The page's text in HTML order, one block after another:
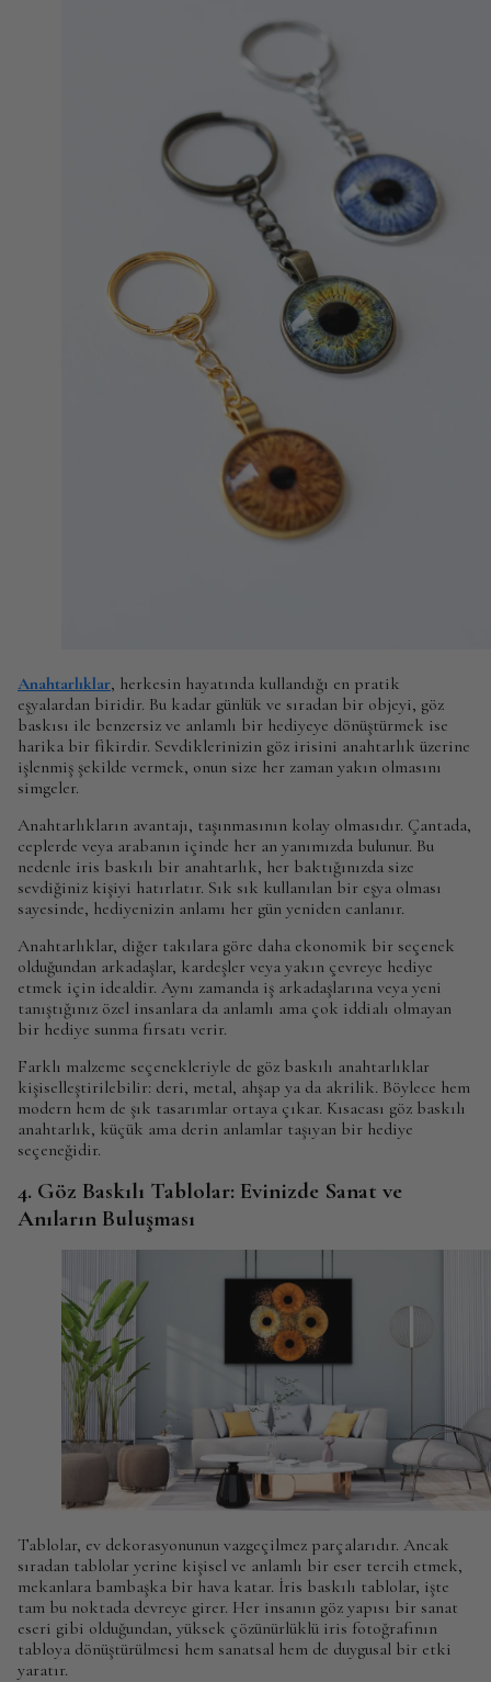
Anahtarlıklar, herkesin hayatında kullandığı en pratik
eşyalardan biridir. Bu kadar günlük ve sıradan bir objeyi, göz
baskısı ile benzersiz ve anlamlı bir hediyeye dönüştürmek ise
harika bir fikirdir. Sevdiklerinizin göz irisini anahtarlık üzerine
işlenmiş şekilde vermek, onun size her zaman yakın olmasını
simgeler.
Anahtarlıkların avantajı, taşınmasının kolay olmasıdır. Çantada,
ceplerde veya arabanın içinde her an yanımızda bulunur. Bu
nedenle iris baskılı bir anahtarlık, her baktığınızda size
sevdiğiniz kişiyi hatırlatır. Sık sık kullanılan bir eşya olması
sayesinde, hediyenizin anlamı her gün yeniden canlanır.
Anahtarlıklar, diğer takılara göre daha ekonomik bir seçenek
olduğundan arkadaşlar, kardeşler veya yakın çevreye hediye
etmek için idealdir. Aynı zamanda iş arkadaşlarına veya yeni
tanıştığınız özel insanlara da anlamlı ama çok iddialı olmayan
bir hediye sunma fırsatı verir.
Farklı malzeme seçenekleriyle de göz baskılı anahtarlıklar
kişiselleştirilebilir: deri, metal, ahşap ya da akrilik. Böylece hem
modern hem de şık tasarımlar ortaya çıkar. Kısacası göz baskılı
anahtarlık, küçük ama derin anlamlar taşıyan bir hediye
seçeneğidir.
4. Göz Baskılı Tablolar: Evinizde Sanat ve
Anıların Buluşması
Tablolar, ev dekorasyonunun vazgeçilmez parçalarıdır. Ancak
sıradan tablolar yerine kişisel ve anlamlı bir eser tercih etmek,
mekanlara bambaşka bir hava katar. İris baskılı tablolar, işte
tam bu noktada devreye girer. Her insanın göz yapısı bir sanat
eseri gibi olduğundan, yüksek çözünürlüklü iris fotoğrafının
tabloya dönüştürülmesi hem sanatsal hem de duygusal bir etki
yaratır.